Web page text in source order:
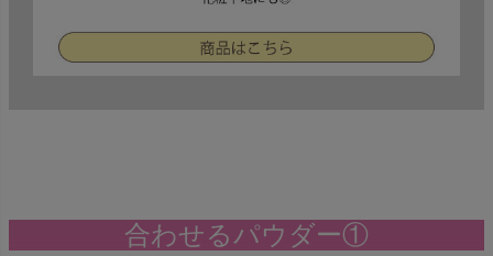
合わせるパウダー①